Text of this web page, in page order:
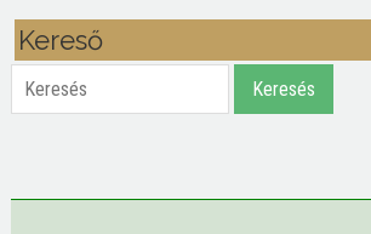
Kereső
Keresés Keresés